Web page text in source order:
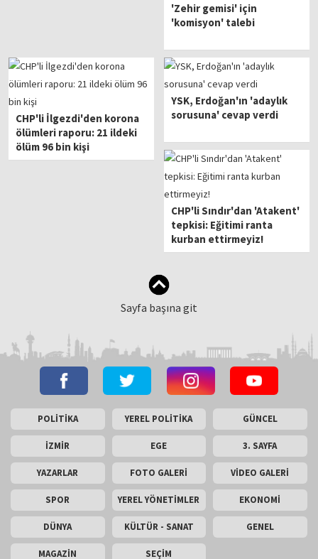
'Zehir gemisi' için
'komisyon' talebi
CHP'li İlgezdi'den korona
ölümleri raporu: 21 ildeki
ölüm 96 bin kişi
YSK, Erdoğan'ın 'adaylık
sorusuna' cevap verdi
CHP'li Sındır'dan 'Atakent'
tepkisi: Eğitimi ranta
kurban ettirmeyiz!
Sayfa başına git
POLİTİKA YEREL POLİTİKA GÜNCEL
İZMİR EGE 3. SAYFA
YAZARLAR FOTO GALERİ VİDEO GALERİ
SPOR YEREL YÖNETİMLER EKONOMİ
DÜNYA KÜLTÜR - SANAT GENEL
MAGAZİN SEÇİM